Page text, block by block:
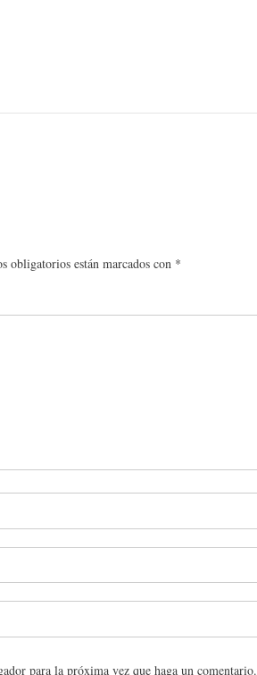
obligatorios están marcados con *
para la próxima vez que haga un comentario.